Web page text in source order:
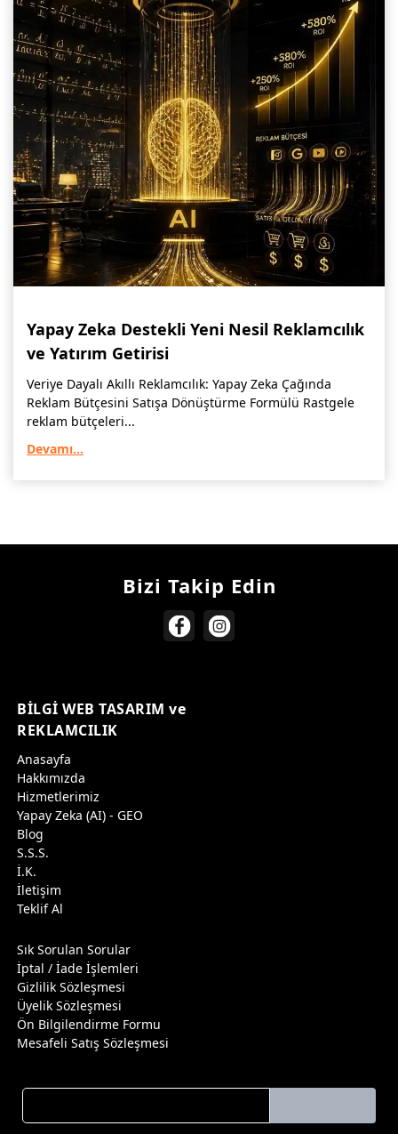
Yapay Zeka Destekli Yeni Nesil Reklamcılık
ve Yatırım Getirisi
Veriye Dayalı Akıllı Reklamcılık: Yapay Zeka Çağında
Reklam Bütçesini Satışa Dönüştürme Formülü Rastgele
reklam bütçeleri...
Devamı...
Bizi Takip Edin
BİLGİ WEB TASARIM ve
REKLAMCILIK
Anasayfa
Hakkımızda
Hizmetlerimiz
Yapay Zeka (AI) - GEO
Blog
S.S.S.
İ.K.
İletişim
Teklif Al
Sık Sorulan Sorular
İptal / İade İşlemleri
Gizlilik Sözleşmesi
Üyelik Sözleşmesi
Ön Bilgilendirme Formu
Mesafeli Satış Sözleşmesi